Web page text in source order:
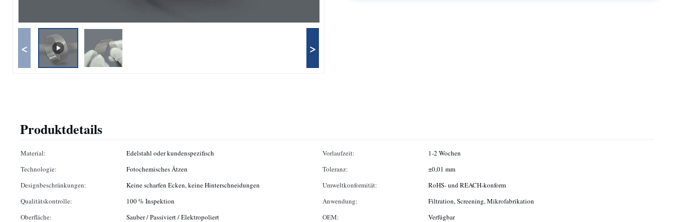
< >
Produktdetails
Material: Edelstahl oder kundenspezifisch Vorlaufzeit:
1-2 Wochen
Technologie:
Fotochemisches Ätzen Toleranz:
±0,01 mm
Designbeschränkungen:
Keine scharfen Ecken, keine Hinterschneidungen Umweltkonformität:
RoHS- und REACH-konform
Qualitätskontrolle:
100 % Inspektion Anwendung:
Filtration, Screening, Mikrofabrikation
Oberfläche:
Sauber / Passiviert / Elektropoliert OEM:
Verfügbar